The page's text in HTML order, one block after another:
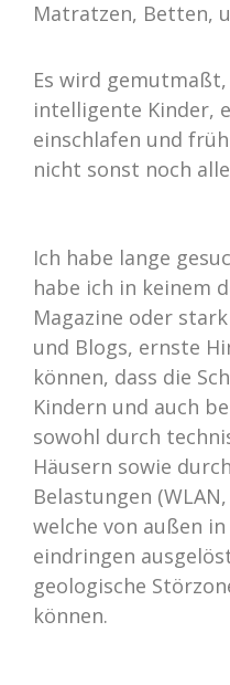
Matratzen, Betten,
Es wird
intelligente Kinder,
einschlafen und
nicht sonst noch
Ich habe lange
habe ich in keinem
Magazine oder
und Blogs, ernste
können, dass die
Kindern und auch
sowohl durch
Häusern sowie
Belastungen
welche von außen
eindringen
geologische
können.